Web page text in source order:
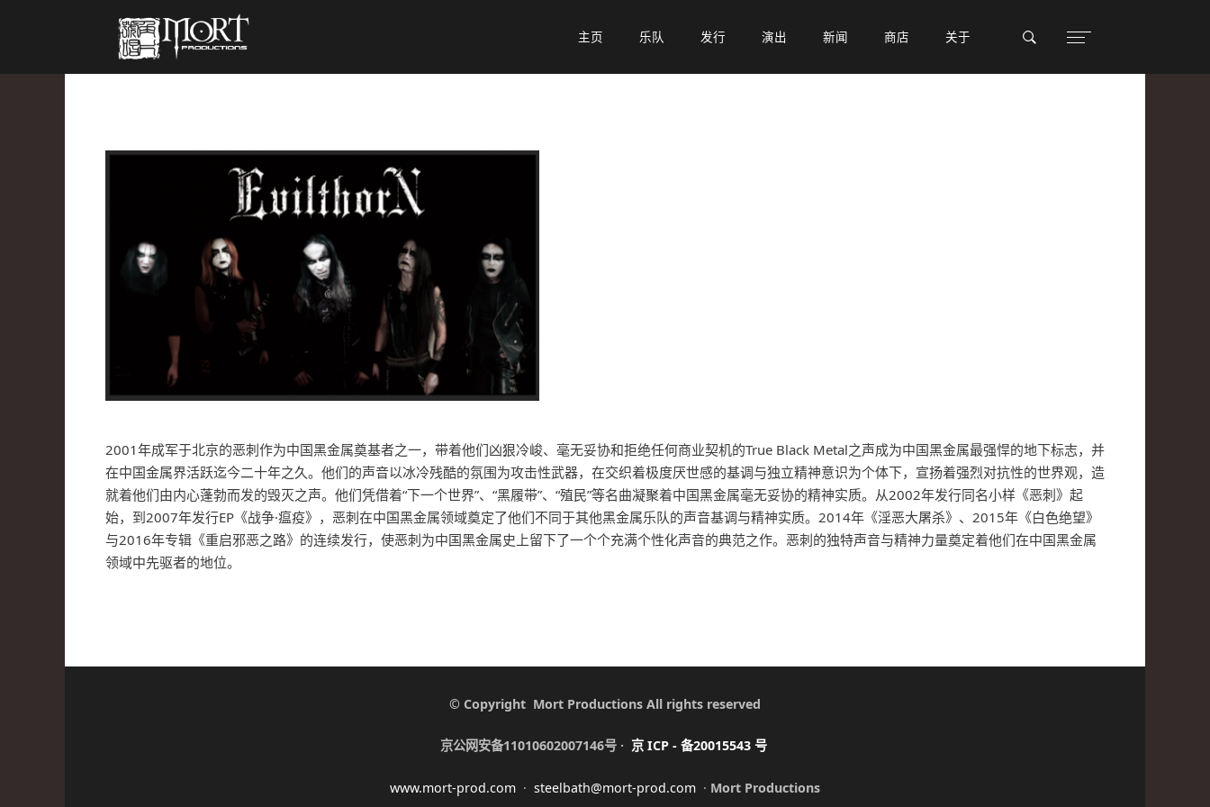
主页
主页 乐队
乐队 发行
发行 演出
演出 新闻
新闻 商店
商店 关于
关于
2001年成军于北京的恶刺作为中国黑金属奠基者之一，带着他们凶狠冷峻、毫无妥协和拒绝任何商业契机的True Black Metal之声成为中国黑金属最强悍的地下标志，并
在中国金属界活跃迄今二十年之久。他们的声音以冰冷残酷的氛围为攻击性武器，在交织着极度厌世感的基调与独立精神意识为个体下，宣扬着强烈对抗性的世界观，造
就着他们由内心蓬勃而发的毁灭之声。他们凭借着“下一个世界”、“黑履带”、“殖民”等名曲凝聚着中国黑金属毫无妥协的精神实质。从2002年发行同名小样《恶刺》起
始，到2007年发行EP《战争·瘟疫》，恶刺在中国黑金属领域奠定了他们不同于其他黑金属乐队的声音基调与精神实质。2014年《淫恶大屠杀》、2015年《白色绝望》
与2016年专辑《重启邪恶之路》的连续发行，使恶刺为中国黑金属史上留下了一个个充满个性化声音的典范之作。恶刺的独特声音与精神力量奠定着他们在中国黑金属
领域中先驱者的地位。
© Copyright Mort Productions All rights reserved
京公网安备11010602007146号 · 京ICP - 备20015543 号
www.mort-prod.com · steelbath@mort-prod.com · Mort Productions